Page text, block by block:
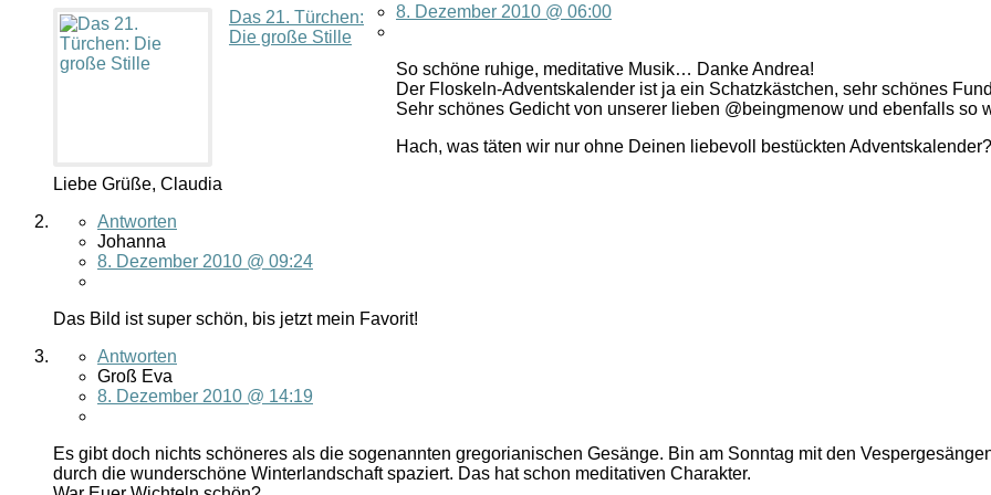
Das 21. Türchen:
Die große Stille
8. Dezember 2010 @ 06:00
So schöne ruhige, meditative Musik… Danke Andrea!
Der Floskeln-Adventskalender ist ja ein Schatzkästchen, sehr schönes
Sehr schönes Gedicht von unserer lieben @beingmenow und ebenfalls so
Hach, was täten wir nur ohne Deinen liebevoll bestückten Adventskalender?
Liebe Grüße, Claudia
Antworten
Johanna
8. Dezember 2010 @ 09:24
Das Bild ist super schön, bis jetzt mein Favorit!
Antworten
Groß Eva
8. Dezember 2010 @ 14:19
Es gibt doch nichts schöneres als die sogenannten gregorianischen Gesänge. Bin am Sonntag mit den
durch die wunderschöne Winterlandschaft spaziert. Das hat schon meditativen Charakter.